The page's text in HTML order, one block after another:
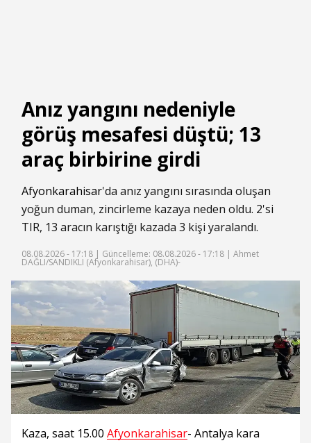
Anız yangını nedeniyle
görüş mesafesi düştü; 13
araç birbirine girdi
Afyonkarahisar'da anız yangını sırasında oluşan
yoğun duman, zincirleme kazaya neden oldu. 2'si
TIR, 13 aracın karıştığı kazada 3 kişi yaralandı.
08.08.2026 - 17:18 | Güncelleme: 08.08.2026 - 17:18 | Ahmet
DAĞLI/SANDIKLI (Afyonkarahisar), (DHA)-
Kaza, saat 15.00 Afyonkarahisar- Antalya kara